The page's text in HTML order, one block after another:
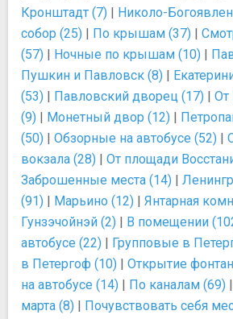
Кронштадт (7) | Николо-
собор (25) | По крышам (37) |
(57) | Ночные по крышам (10) |
Пушкин и Павловск (8) |
(53) | Павловский дворец (17) | От
(9) | Монетный двор (12) |
(50) | Обзорные на автобусе (52) |
вокзала (28) | От площади
Заброшенные места (14) |
(91) | Марьино (12) | Янтарная
Гунзэчойнэй (2) | В помещении
автобусе (22) | Групповые в
в Петергоф (10) | Открытие
на автобусе (14) | По каналам (69) |
марта (8) | Почувствовать себя